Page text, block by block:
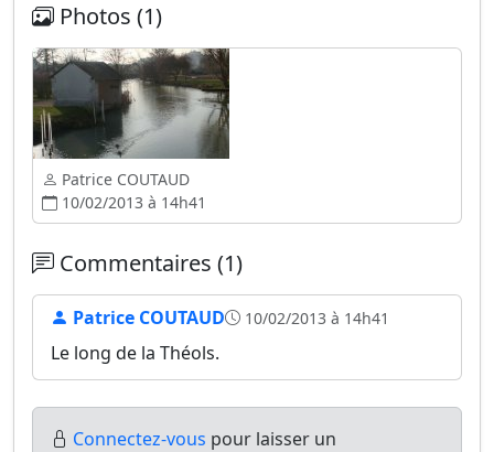
Photos (1)
Patrice COUTAUD
10/02/2013 à 14h41
Commentaires (1)
Patrice COUTAUD 10/02/2013 à 14h41
Le long de la Théols.
Connectez-vous pour laisser un